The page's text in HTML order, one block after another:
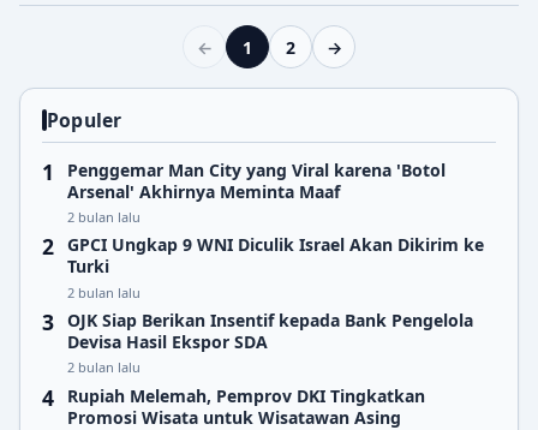
← 1 2 →
Populer
Penggemar Man City yang Viral karena 'Botol
Arsenal' Akhirnya Meminta Maaf
2 bulan lalu
GPCI Ungkap 9 WNI Diculik Israel Akan Dikirim ke
Turki
2 bulan lalu
OJK Siap Berikan Insentif kepada Bank Pengelola
Devisa Hasil Ekspor SDA
2 bulan lalu
Rupiah Melemah, Pemprov DKI Tingkatkan
Promosi Wisata untuk Wisatawan Asing